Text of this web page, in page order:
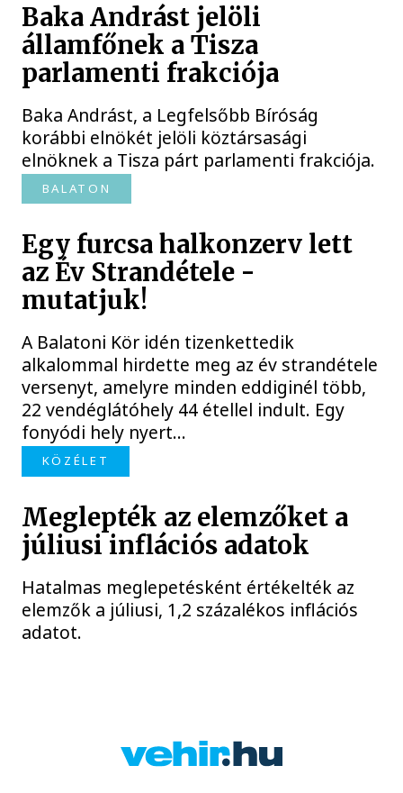
Baka Andrást jelöli
államfőnek a Tisza
parlamenti frakciója
Baka Andrást, a Legfelsőbb Bíróság
korábbi elnökét jelöli köztársasági
elnöknek a Tisza párt parlamenti frakciója.
BALATON
Egy furcsa halkonzerv lett
az Év Strandétele -
mutatjuk!
A Balatoni Kör idén tizenkettedik
alkalommal hirdette meg az év strandétele
versenyt, amelyre minden eddiginél több,
22 vendéglátóhely 44 étellel indult. Egy
fonyódi hely nyert...
KÖZÉLET
Meglepték az elemzőket a
júliusi inflációs adatok
Hatalmas meglepetésként értékelték az
elemzők a júliusi, 1,2 százalékos inflációs
adatot.